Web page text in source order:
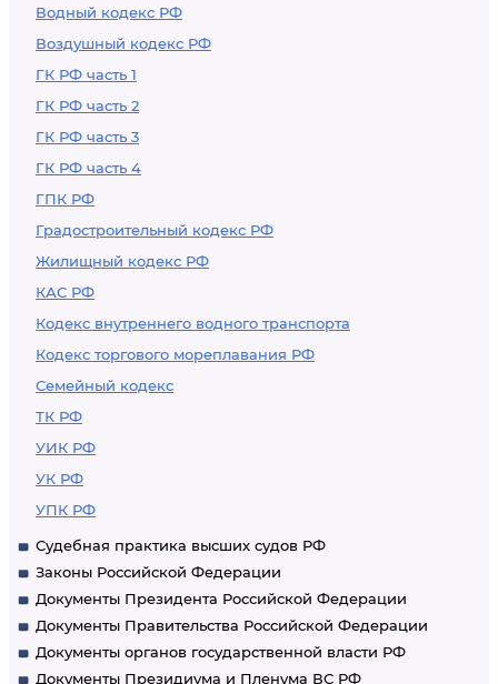
Водный кодекс РФ
Воздушный кодекс РФ
ГК РФ часть 1
ГК РФ часть 2
ГК РФ часть 3
ГК РФ часть 4
ГПК РФ
Градостроительный кодекс РФ
Жилищный кодекс РФ
КАС РФ
Кодекс внутреннего водного транспорта
Кодекс торгового мореплавания РФ
Семейный кодекс
ТК РФ
УИК РФ
УК РФ
УПК РФ
Судебная практика высших судов РФ
Законы Российской Федерации
Документы Президента Российской Федерации
Документы Правительства Российской Федерации
Документы органов государственной власти РФ
Документы Президиума и Пленума ВС РФ